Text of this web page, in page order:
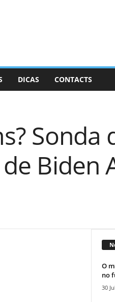
DICAS CONTACTS
Sonda
Biden
O
no
30